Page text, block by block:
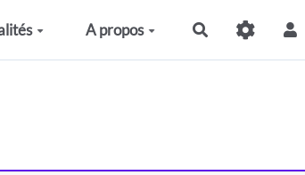
A propos Rechercher